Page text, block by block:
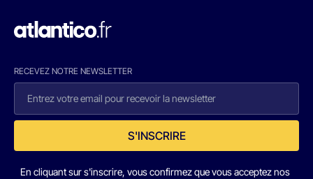
RECEVEZ NOTRE NEWSLETTER
S'INSCRIRE
En cliquant sur s'inscrire, vous confirmez que vous acceptez nos